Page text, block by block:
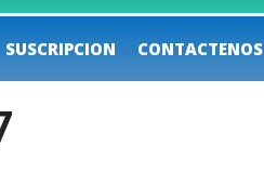
SUSCRIPCION CONTACTENOS